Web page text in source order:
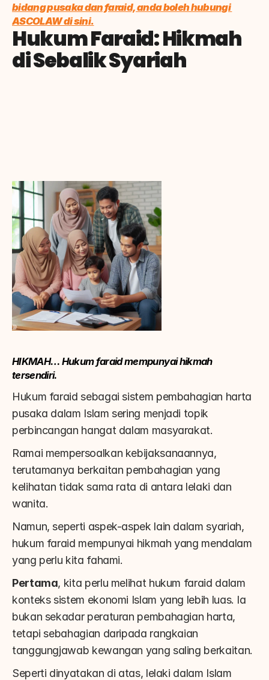
bidang pusaka dan faraid, anda boleh hubungi
ASCOLAW di sini.
Hukum Faraid: Hikmah
di Sebalik Syariah
HIKMAH… Hukum faraid mempunyai hikmah
tersendiri.
Hukum faraid sebagai sistem pembahagian harta
pusaka dalam Islam sering menjadi topik
perbincangan hangat dalam masyarakat.
Ramai mempersoalkan kebijaksanaannya,
terutamanya berkaitan pembahagian yang
kelihatan tidak sama rata di antara lelaki dan
wanita.
Namun, seperti aspek-aspek lain dalam syariah,
hukum faraid mempunyai hikmah yang mendalam
yang perlu kita fahami.
Pertama, kita perlu melihat hukum faraid dalam
konteks sistem ekonomi Islam yang lebih luas. Ia
bukan sekadar peraturan pembahagian harta,
tetapi sebahagian daripada rangkaian
tanggungjawab kewangan yang saling berkaitan.
Seperti dinyatakan di atas, lelaki dalam Islam